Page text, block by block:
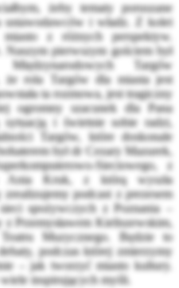
żeby tematy poruszane
ustawodawców i władz. Z kolei
z różnych perspektyw.
pierwszym gościem był
Targów
że rola Targów dla miasta jest
ta rozmowa, jest tragiczny
ogromny szacunek dla Pana
sytuacją i świetnie sobie radzi,
Targów, które doskonale
był dr Cezary Mazurek,
Sieciowego, z
Ania Kruk, z którą wyszła
podcast z prezesem
spożywczych z Poznania –
z Przemysławem Kieliszewskim,
Muzycznego. Będzie to
podczas której zmierzymy
– jak tworzyć miasto kultury.
inspirujących myśli.